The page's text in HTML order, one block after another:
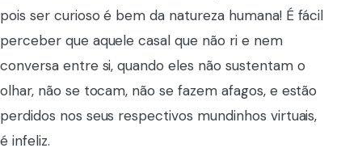
pois ser curioso é bem da natureza humana! É fácil
perceber que aquele casal que não ri e nem
conversa entre si, quando eles não sustentam o
olhar, não se tocam, não se fazem afagos, e estão
perdidos nos seus respectivos mundinhos virtuais,
é infeliz.